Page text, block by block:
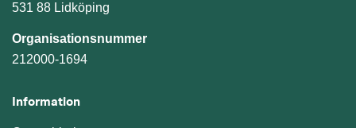
531 88 Lidköping
Organisationsnummer
212000-1694
Information